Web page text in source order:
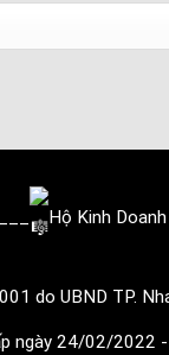
Hộ Kinh
do UBND TP.
ngày 24/02/2022